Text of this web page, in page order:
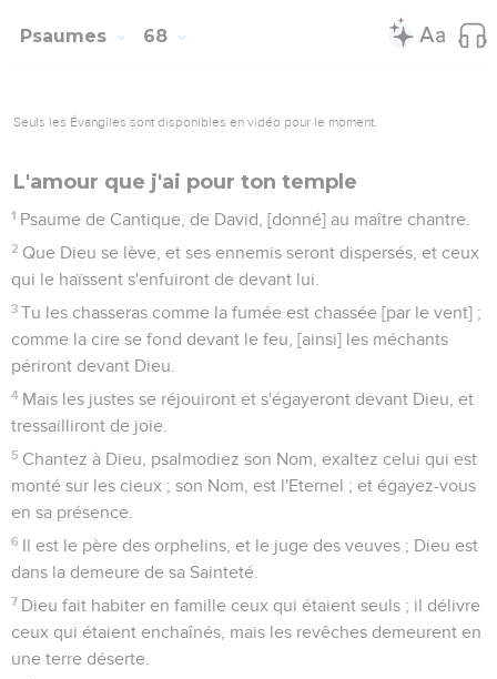
Psaumes 68
Seuls les Évangiles sont disponibles en vidéo pour le moment.
L'amour que j'ai pour ton temple
1 Psaume de Cantique, de David, [donné] au maître chantre.
2 Que Dieu se lève, et ses ennemis seront dispersés, et ceux
qui le haïssent s'enfuiront de devant lui.
3 Tu les chasseras comme la fumée est chassée [par le vent] ;
comme la cire se fond devant le feu, [ainsi] les méchants
périront devant Dieu.
4 Mais les justes se réjouiront et s'égayeront devant Dieu, et
tressailliront de joie.
5 Chantez à Dieu, psalmodiez son Nom, exaltez celui qui est
monté sur les cieux ; son Nom, est l'Eternel ; et égayez-vous
en sa présence.
6 Il est le père des orphelins, et le juge des veuves ; Dieu est
dans la demeure de sa Sainteté.
7 Dieu fait habiter en famille ceux qui étaient seuls ; il délivre
ceux qui étaient enchaînés, mais les revêches demeurent en
une terre déserte.